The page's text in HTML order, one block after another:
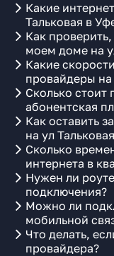
Какие
Тальковая в
Как
моем доме на
Какие
провайдеры на
Сколько стоит
абонентская
Как оставить
на ул
Сколько
интернета в
Нужен ли
подключения?
Можно ли
мобильной
Что делать,
провайдера?